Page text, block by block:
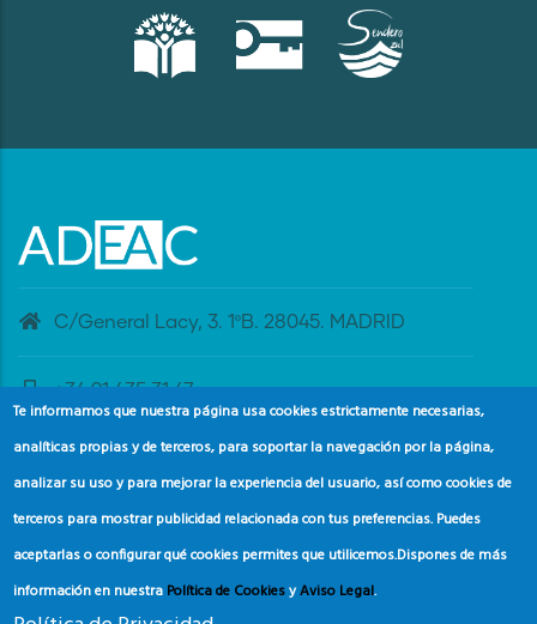
C/General Lacy, 3. 1ºB. 28045. MADRID
+34 91 435 31 47
banderaazul@adeac.es
Te informamos que nuestra página usa cookies estrictamente necesarias,
analíticas propias y de terceros, para soportar la navegación por la página,
analizar su uso y para mejorar la experiencia del usuario, así como cookies de
terceros para mostrar publicidad relacionada con tus preferencias. Puedes
aceptarlas o configurar qué cookies permites que utilicemos.Dispones de más
información en nuestra Política de CookiesyAviso Legal.